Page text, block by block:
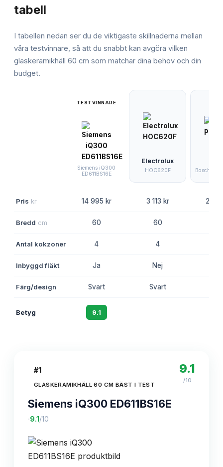
tabell
I tabellen nedan ser du de viktigaste skillnaderna mellan
våra testvinnare, så att du snabbt kan avgöra vilken
glaskeramikhäll 60 cm som matchar dina behov och din
budget.
TESTVINNARE
Siemens iQ300
ED611BS16E
Electrolux
HOC620F Bosch
Pris kr 14 995 kr 3 113 kr 2
Bredd cm 60 60
Antal kokzoner 4 4
Inbyggd fläkt Ja Nej
Färg/design Svart Svart
Betyg 9.1
#1
GLASKERAMIKHÄLL 60 CM BÄST I TEST
Siemens iQ300 ED611BS16E
·9.1 /10
9.1
/10